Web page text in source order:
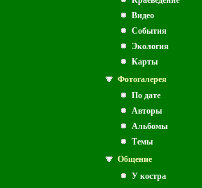
Видео
События
Экология
Карты
Фотогалерея
По дате
Авторы
Альбомы
Темы
Общение
У костра